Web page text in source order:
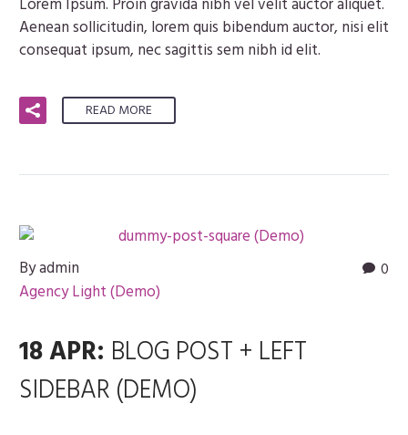
Aenean sollicitudin, lorem quis bibendum auctor, nisi elit
consequat ipsum, nec sagittis sem nibh id elit.
READ MORE
0
By admin
Agency Light (Demo)
18 APR: BLOG POST + LEFT
SIDEBAR (DEMO)